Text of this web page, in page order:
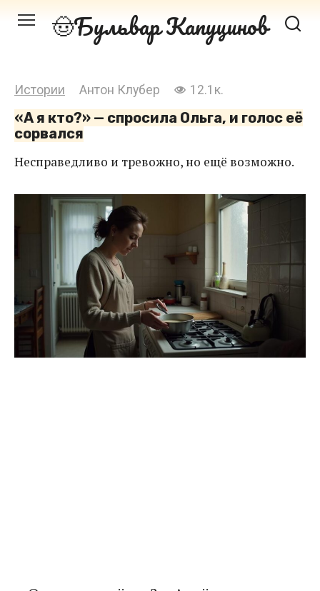
Перейти Бульвар Капуцинов
Истории Антон Клубер 12.1к.
«А я кто?» — спросила Ольга, и голос её
сорвался
Несправедливо и тревожно, но ещё возможно.